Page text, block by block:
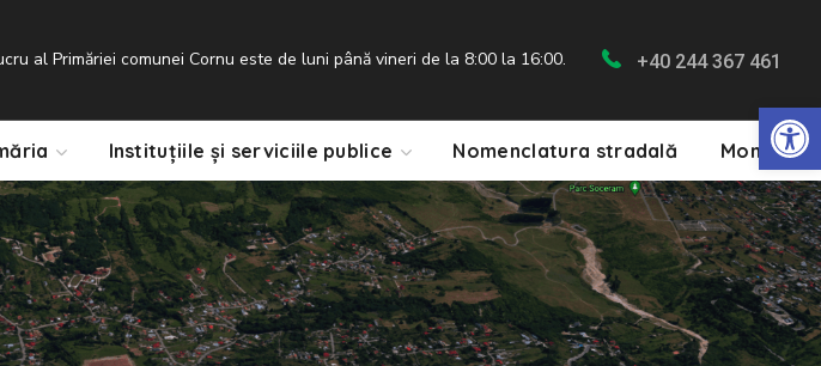
al Primăriei comunei Cornu este de luni până vineri de la 8:00 la 16:00. +40 244 367 461
Instituțiile și serviciile publice Nomenclatura stradală Monitorul